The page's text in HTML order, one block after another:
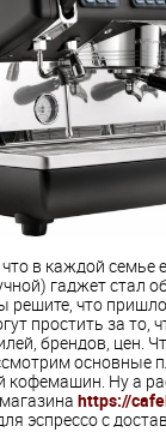
в каждой семье
гаджет стал
решите, что
простить за то,
брендов, цен.
основные
кофемашин. Ну а
https://
эспрессо с